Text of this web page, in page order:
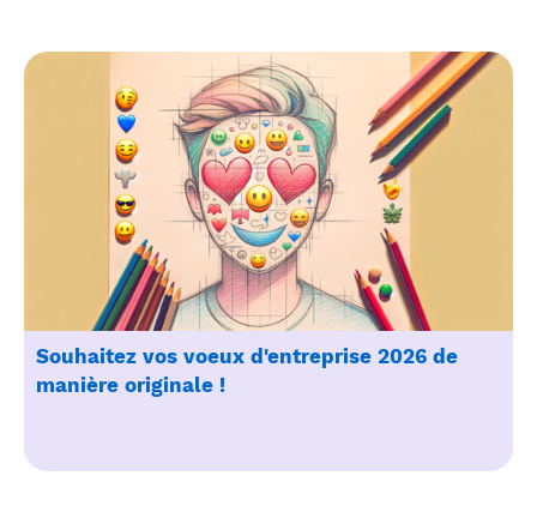
Souhaitez vos voeux d'entreprise 2026 de
manière originale !